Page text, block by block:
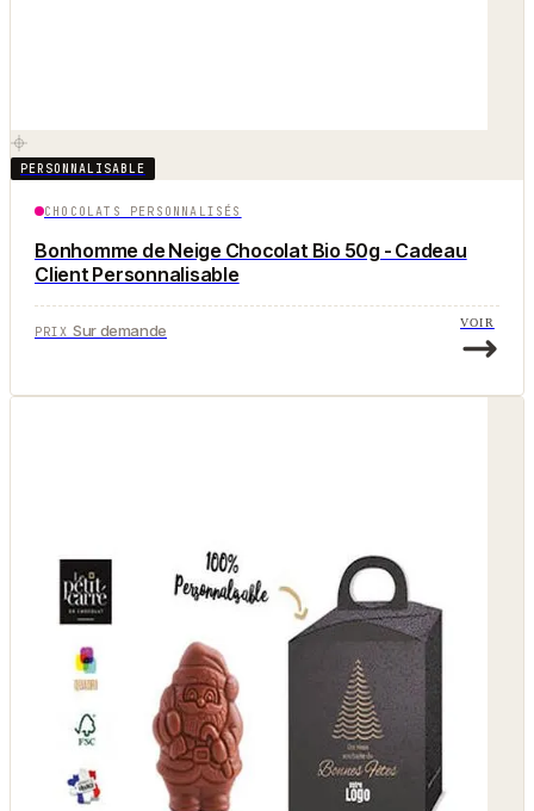
PERSONNALISABLE
CHOCOLATS PERSONNALISÉS
Bonhomme de Neige Chocolat Bio 50g - Cadeau
Client Personnalisable
PRIX Sur demande VOIR